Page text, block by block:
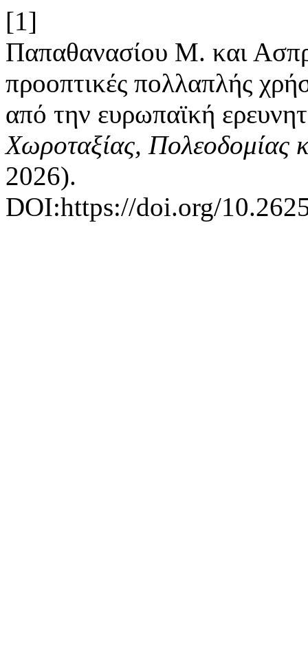
[1]
Παπαθανασίου Μ. και
προοπτικές πολλαπλής
από την ευρωπαϊκή
Χωροταξίας, Πολεοδομίας
2026).
DOI:https://doi.org/